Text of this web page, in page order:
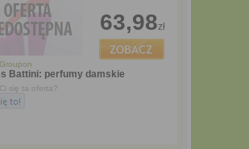
Groupon
Battini: perfumy damskie
się ta oferta?
63,98zł